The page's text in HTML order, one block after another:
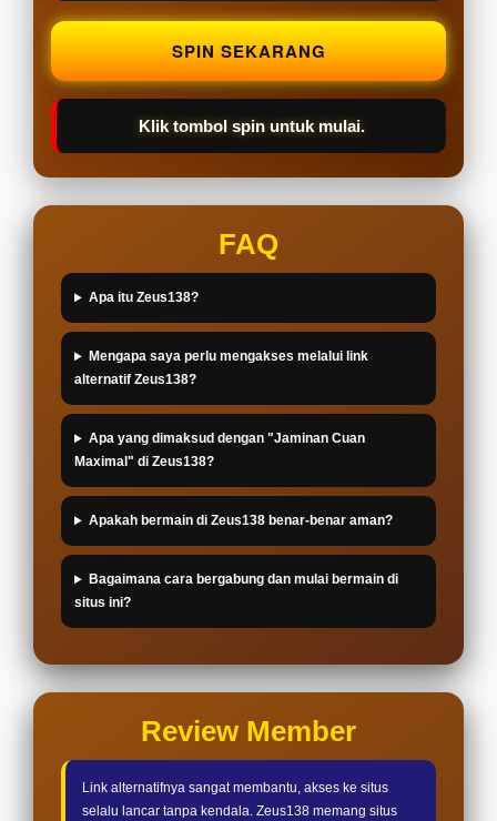
SPIN SEKARANG
Klik tombol spin untuk mulai.
FAQ
Apa itu Zeus138?
Mengapa saya perlu mengakses melalui link
alternatif Zeus138?
Apa yang dimaksud dengan "Jaminan Cuan
Maximal" di Zeus138?
Apakah bermain di Zeus138 benar-benar aman?
Bagaimana cara bergabung dan mulai bermain di
situs ini?
Review Member
Link alternatifnya sangat membantu, akses ke situs
selalu lancar tanpa kendala. Zeus138 memang situs